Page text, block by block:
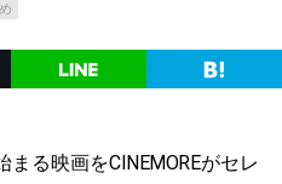
る映画をCINEMOREがセレ